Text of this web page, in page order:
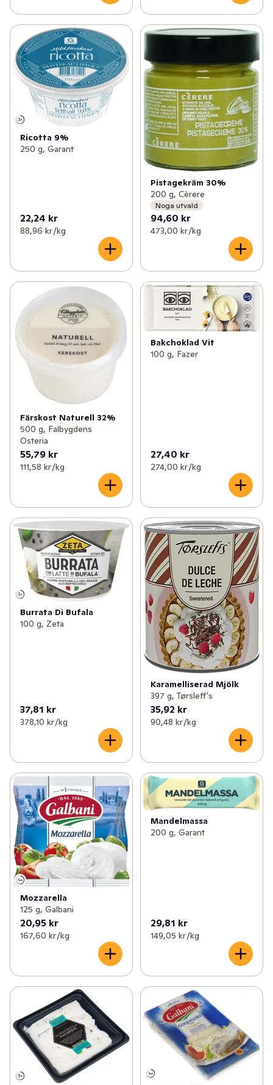
Ricotta 9%
250 g, Garant
22,24 kr
88,96 kr /kg
Pistagekräm 30%
200 g, Cèrere
Noga utvald
94,60 kr
473,00 kr /kg
Färskost Naturell 32%
500 g, Falbygdens
Osteria
55,79 kr
111,58 kr /kg
Bakchoklad Vit
100 g, Fazer
27,40 kr
274,00 kr /kg
Burrata Di Bufala
100 g, Zeta
37,81 kr
378,10 kr /kg
Karamelliserad Mjölk
397 g, Tørsleff's
35,92 kr
90,48 kr /kg
Mozzarella
125 g, Galbani
20,95 kr
167,60 kr /kg
Mandelmassa
200 g, Garant
29,81 kr
149,05 kr /kg